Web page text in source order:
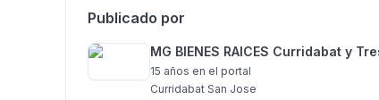
Publicado por
MG BIENES RAICES Curridabat y
15 años en el portal
Curridabat San Jose